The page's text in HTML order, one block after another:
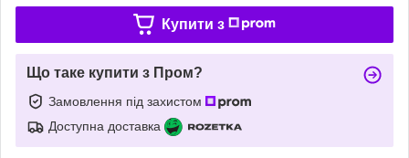
Купити з
Що таке купити з Пром?
Замовлення під захистом
Доступна доставка